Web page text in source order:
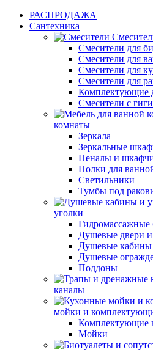
РАСПРОДАЖА
Сантехника
Смесители для
Смесители для
Смесители для
Смесители для
Комплектующие
Смесители с
комнаты
Зеркала
Зеркальные
Пеналы и
Полки для
Светильники
Тумбы под
уголки
Гидромассажные
Душевые двери и
Душевые кабины
Душевые
Поддоны
каналы
мойки и
Комплектующие
Мойки